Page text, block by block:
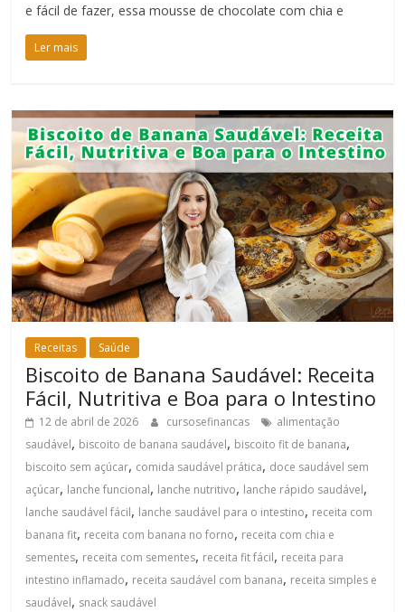
e fácil de fazer, essa mousse de chocolate com chia e
Ler mais
Receitas Saúde
Biscoito de Banana Saudável: Receita
Fácil, Nutritiva e Boa para o Intestino
12 de abril de 2026 cursosefinancas
alimentação
saudável, biscoito de banana saudável, biscoito fit de banana,
biscoito sem açúcar, comida saudável prática, doce saudável sem
açúcar, lanche funcional, lanche nutritivo, lanche rápido saudável,
lanche saudável fácil, lanche saudável para o intestino, receita com
banana fit, receita com banana no forno, receita com chia e
sementes, receita com sementes, receita fit fácil, receita para
intestino inflamado, receita saudável com banana, receita simples e
saudável, snack saudável